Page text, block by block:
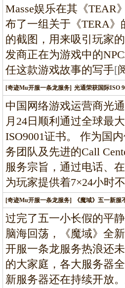
Masse娱乐在其《TEAR
布了一组关于《TERA
的截图，用来吸引玩家
发商正在为游戏中的
任这款游戏故事的写手[
[奇迹Mu开服一条龙服务] 光通荣获国际ISO
中国网络游戏运营商光
月24日顺利通过全球最
ISO9001证书。 作为国
务团队及先进的Call
服务宗旨，通过电话、
为玩家提供着7×24小时
[奇迹Mu开服一条龙服务] 《魔域》五一新
过完了五一小长假的平
脑海回荡，《魔域》全
开服一条龙服务热浪还
的大家庭，各大服务器
新服务器还在持续开放